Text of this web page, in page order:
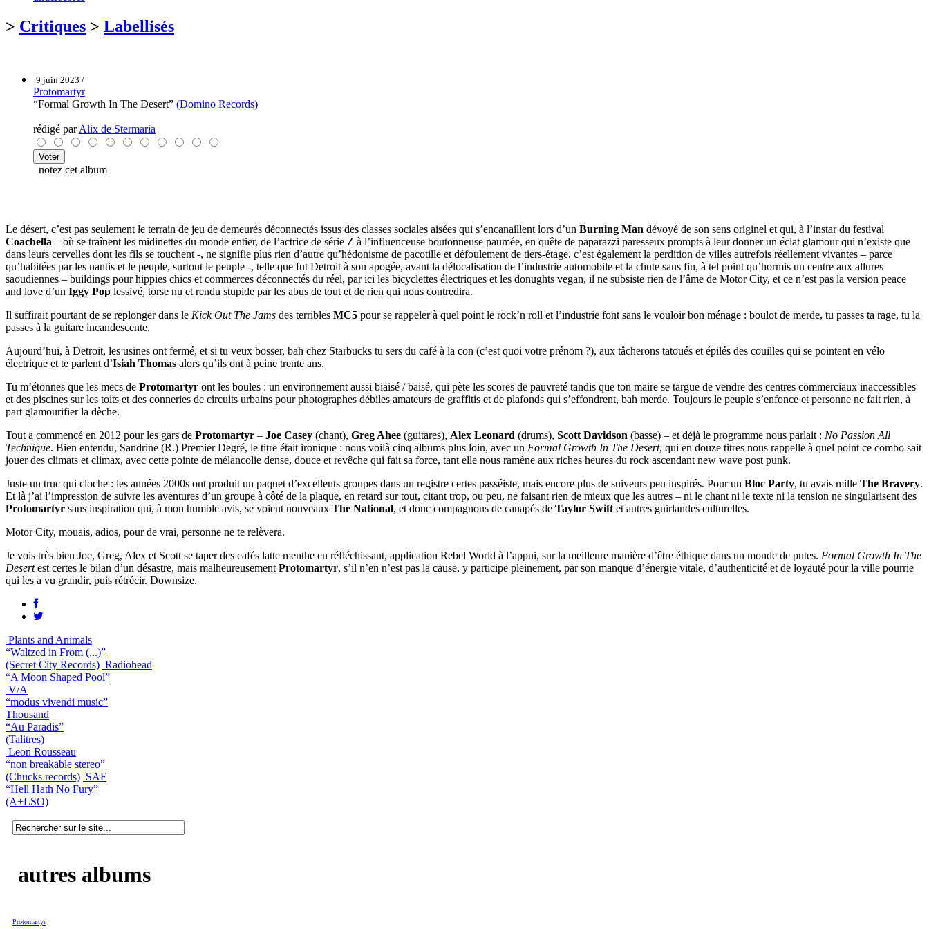
> Critiques > Labellisés
9 juin 2023 /
Protomartyr
“Formal Growth In The Desert” (Domino Records)
rédigé parAlix de Stermaria
notez cet album
Le désert, c’est pas seulement le terrain de jeu de demeurés déconnectés issus des classes sociales aisées qui s’encanaillent lors d’un Burning Man dévoyé de son sens originel et qui, à l’instar du festival
Coachella – où se traînent les midinettes du monde entier, de l’actrice de série Z à l’influenceuse boutonneuse paumée, en quête de paparazzi paresseux prompts à leur donner un éclat glamour qui n’existe que
dans leurs cervelles dont les fils se touchent -, ne signifie plus rien d’autre qu’hédonisme de pacotille et défoulement de tiers-étage, c’est également la perdition de villes autrefois réellement vivantes – parce
qu’habitées par les nantis et le peuple, surtout le peuple -, telle que fut Detroit à son apogée, avant la délocalisation de l’industrie automobile et la chute sans fin, à tel point qu’hormis un centre aux allures
saoudiennes – buildings pour hippies chics et commerces déconnectés du réel, par ici les bicyclettes électriques et les donughts vegan, il ne subsiste rien de l’âme de Motor City, et ce n’est pas la version peace
and love d’un Iggy Pop lessivé, torse nu et rendu stupide par les abus de tout et de rien qui nous contredira.
Il suffirait pourtant de se replonger dans le Kick Out The Jams des terribles MC5 pour se rappeler à quel point le rock’n roll et l’industrie font sans le vouloir bon ménage : boulot de merde, tu passes ta rage, tu la
passes à la guitare incandescente.
Aujourd’hui, à Detroit, les usines ont fermé, et si tu veux bosser, bah chez Starbucks tu sers du café à la con (c’est quoi votre prénom ?), aux tâcherons tatoués et épilés des couilles qui se pointent en vélo
électrique et te parlent d’Isiah Thomas alors qu’ils ont à peine trente ans.
Tu m’étonnes que les mecs de Protomartyr ont les boules : un environnement aussi biaisé / baisé, qui pète les scores de pauvreté tandis que ton maire se targue de vendre des centres commerciaux inaccessibles
et des piscines sur les toits et des conneries de circuits urbains pour photographes débiles amateurs de graffitis et de plafonds qui s’effondrent, bah merde. Toujours le peuple s’enfonce et personne ne fait rien, à
part glamourifier la dèche.
Tout a commencé en 2012 pour les gars de Protomartyr – Joe Casey (chant), Greg Ahee (guitares), Alex Leonard (drums), Scott Davidson (basse) – et déjà le programme nous parlait : No Passion All
Technique. Bien entendu, Sandrine (R.) Premier Degré, le titre était ironique : nous voilà cinq albums plus loin, avec un Formal Growth In The Desert, qui en douze titres nous rappelle à quel point ce combo sait
jouer des climats et climax, avec cette pointe de mélancolie dense, douce et revêche qui fait sa force, tant elle nous ramène aux riches heures du rock ascendant new wave post punk.
Juste un truc qui cloche : les années 2000s ont produit un paquet d’excellents groupes dans un registre certes passéiste, mais encore plus de suiveurs peu inspirés. Pour un Bloc Party, tu avais mille The Bravery.
Et là j’ai l’impression de suivre les aventures d’un groupe à côté de la plaque, en retard sur tout, citant trop, ou peu, ne faisant rien de mieux que les autres – ni le chant ni le texte ni la tension ne singularisent des
Protomartyr sans inspiration qui, à mon humble avis, se voient nouveaux The National, et donc compagnons de canapés de Taylor Swift et autres guirlandes culturelles.
Motor City, mouais, adios, pour de vrai, personne ne te relèvera.
Je vois très bien Joe, Greg, Alex et Scott se taper des cafés latte menthe en réfléchissant, application Rebel World à l’appui, sur la meilleure manière d’être éthique dans un monde de putes. Formal Growth In The
Desertest certes le bilan d’un désastre, mais malheureusement Protomartyr, s’il n’en n’est pas la cause, y participe pleinement, par son manque d’énergie vitale, d’authenticité et de loyauté pour la ville pourrie
qui les a vu grandir, puis rétrécir. Downsize.
Plants and Animals
“Waltzed in From (...)”
(Secret City Records) Radiohead
“A Moon Shaped Pool”
V/A
“modus vivendi music”
Thousand
“Au Paradis”
(Talitres)
Leon Rousseau
“non breakable stereo”
(Chucks records) SAF
“Hell Hath No Fury”
(A+LSO)
autres albums
Protomartyr